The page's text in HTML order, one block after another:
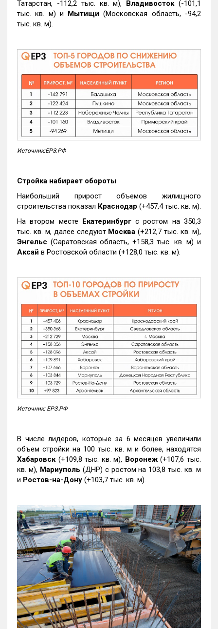
Татарстан, -112,2 тыс. кв. м), Владивосток(-101,1
тыс. кв. м) и Мытищи (Московская область, -94,2
тыс. кв. м).
Источник:ЕРЗ.РФ
Стройка набирает обороты
Наибольший прирост объемов жилищного
строительства показал Краснодар (+457,4 тыс. кв. м).
На втором месте Екатеринбургс ростом на 350,3
тыс. кв. м, далее следуют Москва (+212,7 тыс. кв. м),
Энгельс (Саратовская область, +158,3 тыс. кв. м) и
Аксай в Ростовской области (+128,0 тыс. кв. м).
Источник: ЕРЗ.РФ
В числе лидеров, которые за 6 месяцев увеличили
объем стройки на 100 тыс. кв. м и более, находятся
Хабаровск (+109,8 тыс. кв. м), Воронеж(+107,6 тыс.
кв. м), Мариуполь (ДНР) с ростом на 103,8 тыс. кв. м
и Ростов-на-Дону (+103,7 тыс. кв. м).